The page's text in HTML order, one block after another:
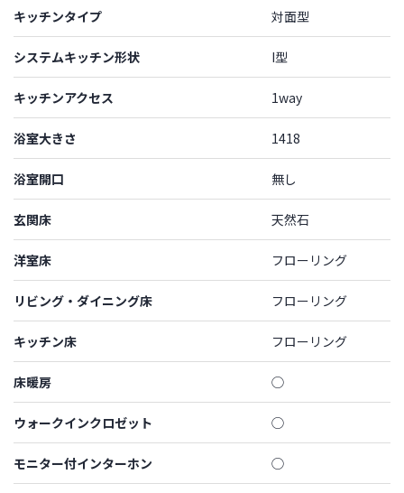
キッチンタイプ 対面型
システムキッチン形状 I型
キッチンアクセス 1way
浴室大きさ 1418
浴室開口 無し
玄関床 天然石
洋室床 フローリング
リビング・ダイニング床 フローリング
キッチン床 フローリング
床暖房 ◯
ウォークインクロゼット ◯
モニター付インターホン ◯